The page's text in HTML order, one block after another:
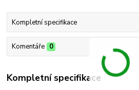
Kompletní specifikace
Komentáře 0
Kompletní specifikace